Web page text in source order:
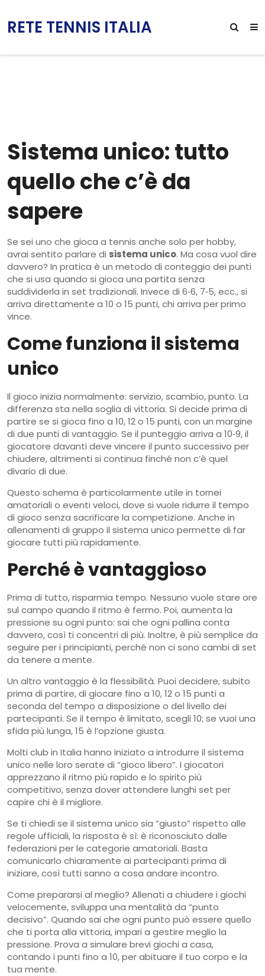
RETE TENNIS ITALIA
Sistema unico: tutto
quello che c’è da
sapere
Se sei uno che gioca a tennis anche solo per hobby,
avrai sentito parlare di sistema unico. Ma cosa vuol dire
davvero? In pratica è un metodo di conteggio dei punti
che si usa quando si gioca una partita senza
suddividerla in set tradizionali. Invece di 6‑6, 7‑5, ecc., si
arriva direttamente a 10 o 15 punti, chi arriva per primo
vince.
Come funziona il sistema
unico
Il gioco inizia normalmente: servizio, scambio, punto. La
differenza sta nella soglia di vittoria. Si decide prima di
partire se si gioca fino a 10, 12 o 15 punti, con un margine
di due punti di vantaggio. Se il punteggio arriva a 10‑9, il
giocatore davanti deve vincere il punto successivo per
chiudere, altrimenti si continua finché non c’è quel
divario di due.
Questo schema è particolarmente utile in tornei
amatoriali o eventi veloci, dove si vuole ridurre il tempo
di gioco senza sacrificare la competizione. Anche in
allenamenti di gruppo il sistema unico permette di far
giocare tutti più rapidamente.
Perché è vantaggioso
Prima di tutto, risparmia tempo. Nessuno vuole stare ore
sul campo quando il ritmo è fermo. Poi, aumenta la
pressione su ogni punto: sai che ogni pallina conta
davvero, così ti concentri di più. Inoltre, è più semplice da
seguire per i principianti, perché non ci sono cambi di set
da tenere a mente.
Un altro vantaggio è la flessibilità. Puoi decidere, subito
prima di partire, di giocare fino a 10, 12 o 15 punti a
seconda del tempo a disposizione o del livello dei
partecipanti. Se il tempo è limitato, scegli 10; se vuoi una
sfida più lunga, 15 è l’opzione giusta.
Molti club in Italia hanno iniziato a introdurre il sistema
unico nelle loro serate di “gioco libero”. I giocatori
apprezzano il ritmo più rapido e lo spirito più
competitivo, senza dover attendere lunghi set per
capire chi è il migliore.
Se ti chiedi se il sistema unico sia “giusto” rispetto alle
regole ufficiali, la risposta è sì: è riconosciuto dalle
federazioni per le categorie amatoriali. Basta
comunicarlo chiaramente ai partecipanti prima di
iniziare, così tutti sanno a cosa andare incontro.
Come prepararsi al meglio? Allenati a chiudere i giochi
velocemente, sviluppa una mentalità da “punto
decisivo”. Quando sai che ogni punto può essere quello
che ti porta alla vittoria, impari a gestire meglio la
pressione. Prova a simulare brevi giochi a casa,
contando i punti fino a 10, per abituare il tuo corpo e la
tua mente.